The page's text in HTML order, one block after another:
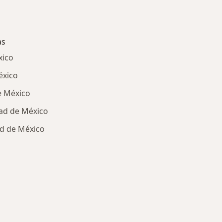
México
de México
de México